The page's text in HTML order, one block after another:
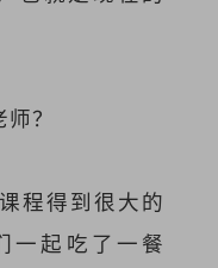
？
程得到很大的
一起吃了一餐